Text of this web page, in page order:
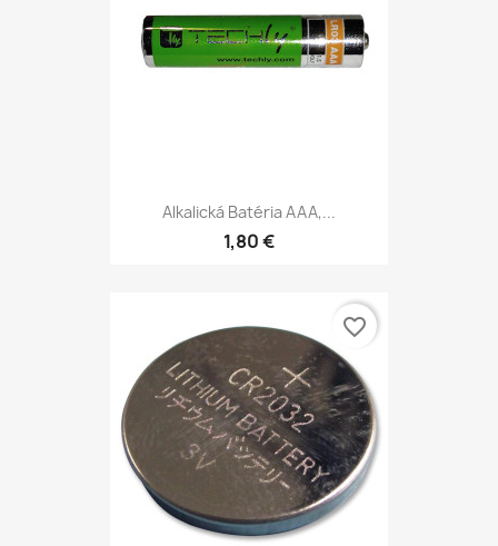
Alkalická Batéria AAA,...
1,80 €
favorite_border